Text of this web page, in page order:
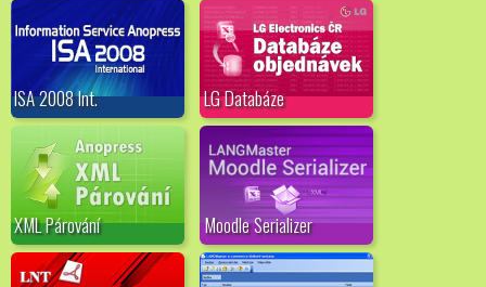
ISA 2008 Int. LG Databáze
XML Párování Moodle Serializer